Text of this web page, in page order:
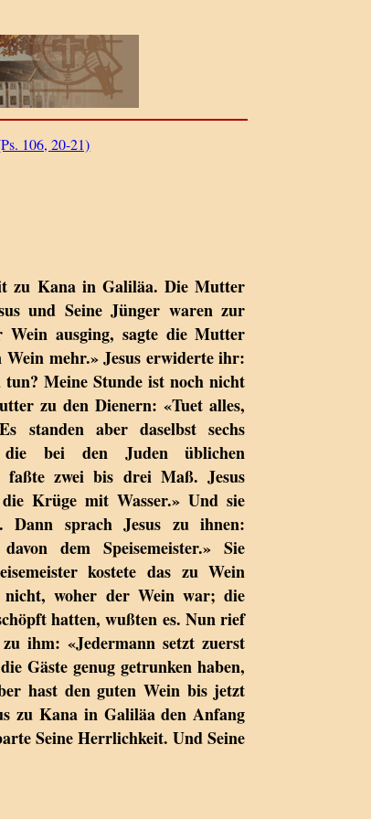
106, 20-21)
zu Kana in Galiläa. Die Mutter
und Seine Jünger waren zur
ausging, sagte die Mutter
mehr.» Jesus erwiderte ihr:
Meine Stunde ist noch nicht
zu den Dienern: «Tuet alles,
standen aber daselbst sechs
die bei den Juden üblichen
faßte zwei bis drei Maß. Jesus
Krüge mit Wasser.» Und sie
sprach Jesus zu ihnen:
dem Speisemeister.» Sie
kostete das zu Wein
nicht, woher der Wein war; die
hatten, wußten es. Nun rief
ihm: «Jedermann setzt zuerst
Gäste genug getrunken haben,
hast den guten Wein bis jetzt
zu Kana in Galiläa den Anfang
Seine Herrlichkeit. Und Seine